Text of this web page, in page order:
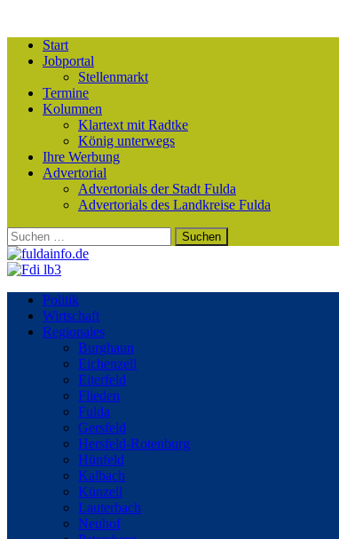
Start
Jobportal
Stellenmarkt
Termine
Kolumnen
Klartext mit Radtke
König unterwegs
Ihre Werbung
Advertorial
Advertorials der Stadt Fulda
Advertorials des Landkreise Fulda
Suchen
nach:
Politik
Wirtschaft
Regionales
Burghaun
Eichenzell
Eiterfeld
Flieden
Fulda
Gersfeld
Hersfeld-Rotenburg
Hünfeld
Kalbach
Künzell
Lauterbach
Neuhof